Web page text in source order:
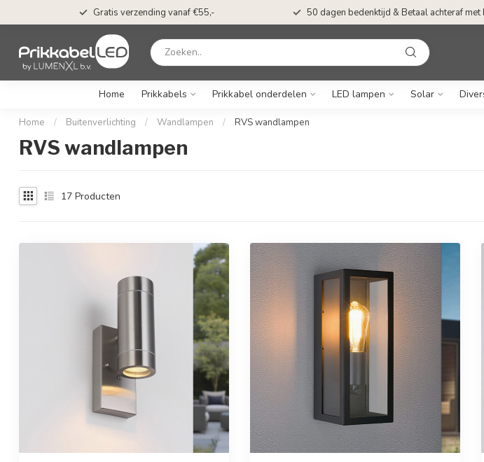
Gratis verzending vanaf €55,- 50 dagen bedenktijd & Betaal achteraf met
Home Prikkabels Prikkabel onderdelen LED lampen Solar
Home / Buitenverlichting / Wandlampen / RVS wandlampen
RVS wandlampen
17 Producten